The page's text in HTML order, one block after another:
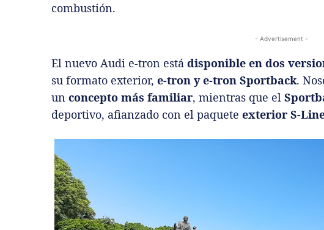
combustión.
- Advertisement -
El nuevo Audi e-tron está disponible en dos
su formato exterior, e-tron y e-tron Sportback.
un concepto más familiar, mientras que el
deportivo, afianzado con el paquete exterior S-